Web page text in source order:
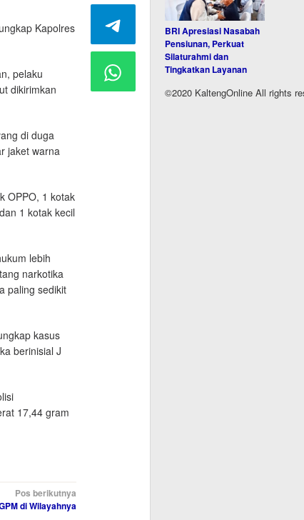
Kapolres
pelaku
dikirimkan
di duga
jaket warna
OPPO, 1 kotak
1 kotak kecil
lebih
narkotika
paling sedikit
kasus
berinisial J
17,44 gram
Pos berikutnya
di Wilayahnya
BRI Apresiasi Nasabah
Pensiunan, Perkuat
Silaturahmi dan
Tingkatkan Layanan
©2020 KaltengOnline All rights